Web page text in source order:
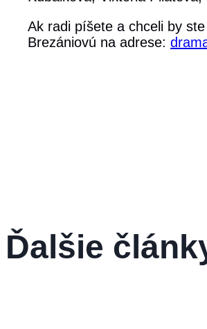
Ak radi píšete a chceli by
Brezániovú na adrese:
Ďalšie